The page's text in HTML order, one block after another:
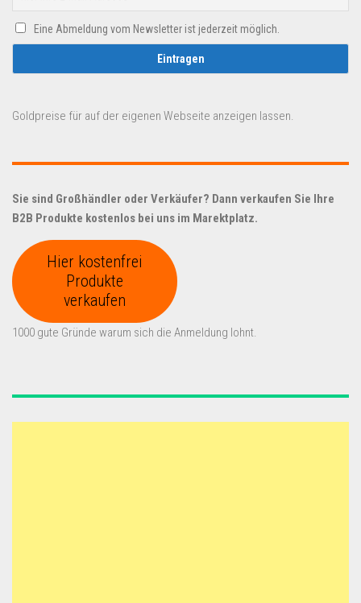
Eine Abmeldung vom Newsletter ist jederzeit möglich.
Goldpreise für auf der eigenen Webseite anzeigen lassen.
Sie sind Großhändler oder Verkäufer? Dann verkaufen Sie Ihre
B2B Produkte kostenlos bei uns im Marektplatz.
Hier kostenfrei
Produkte
verkaufen
1000 gute Gründe warum sich die Anmeldung lohnt.